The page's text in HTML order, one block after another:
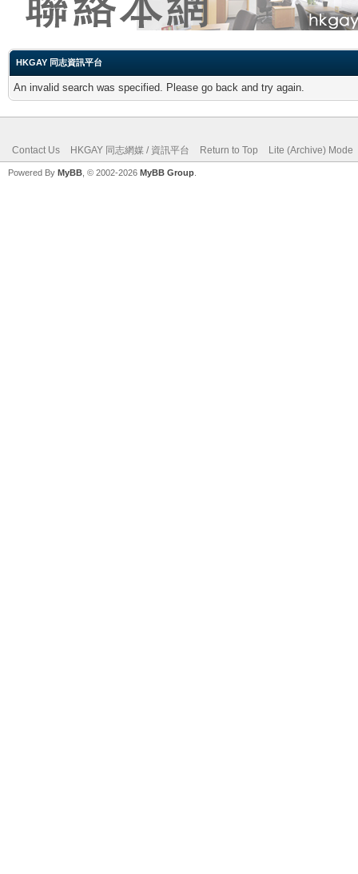
HKGAY 同志資訊平台
An invalid search was specified. Please go back and try again.
Contact Us HKGAY 同志網媒 / 資訊平台 Return to Top Lite (Archive) Mode
Powered By MyBB , © 2002-2026 MyBB Group